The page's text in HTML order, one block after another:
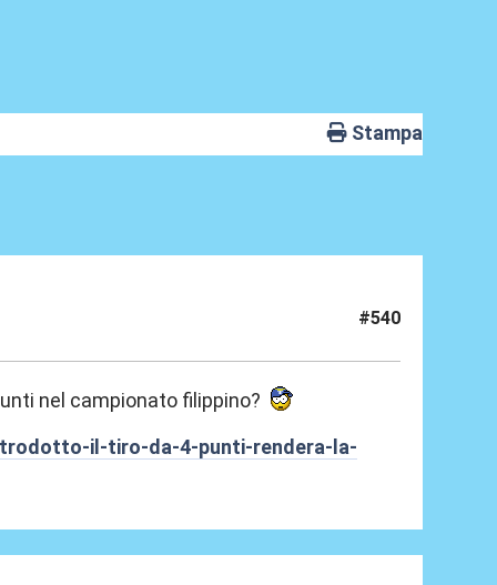
Stampa
#540
nel campionato filippino?
il-tiro-da-4-punti-rendera-la-